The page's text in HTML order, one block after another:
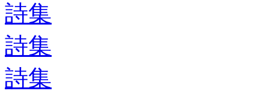
詩集
詩集
詩集